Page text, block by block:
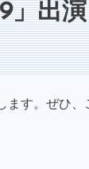
出
す。ぜひ、